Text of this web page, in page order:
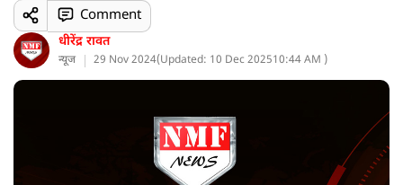
धीरेंद्र रावत
न्यूज 29 Nov 2024(Updated: 10 Dec 202510:44 AM )
Comment